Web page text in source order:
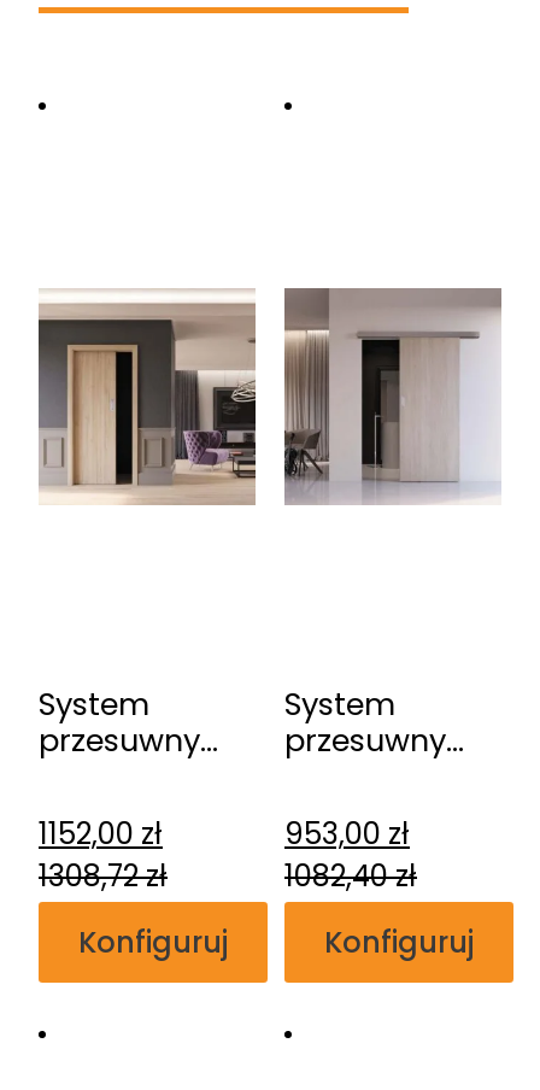
System
przesuwny
ościeżnicowy
1152,00 zł
1308,72zł
Konfiguruj
System
przesuwny
naścienny
Spazio CD
953,00 zł
1082,40zł
Konfiguruj